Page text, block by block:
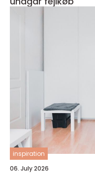
inspiration
06. July 2026